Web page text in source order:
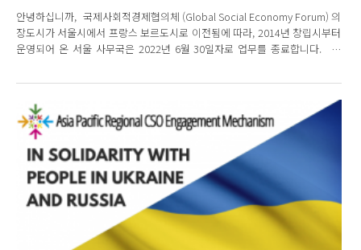
안녕하십니까, 국제사회적경제협의체 (Global Social Economy Forum) 의
장도시가 서울시에서 프랑스 보르도시로 이전됨에 따라, 2014년 창립시부터
운영되어 온 서울 사무국은 2022년 6월 30일자로 업무를 종료합니다. 지